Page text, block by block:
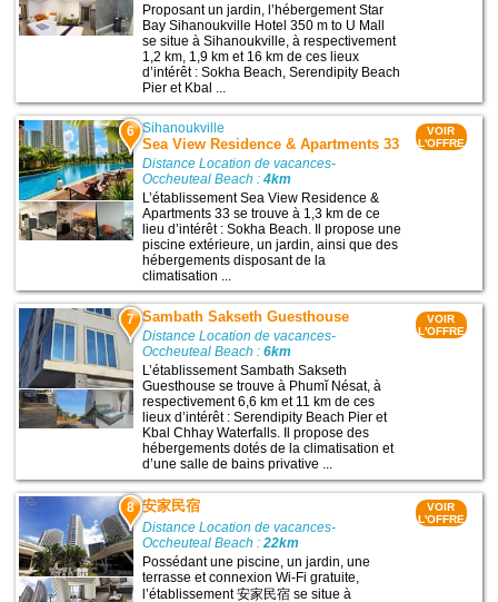
Proposant un jardin, l’hébergement Star
Bay Sihanoukville Hotel 350 m to U Mall
se situe à Sihanoukville, à respectivement
1,2 km, 1,9 km et 16 km de ces lieux
d’intérêt : Sokha Beach, Serendipity Beach
Pier et Kbal ...
6 Sihanoukville
Sea View Residence & Apartments 33
Distance Location de vacances-
Occheuteal Beach :4km
L’établissement Sea View Residence &
Apartments 33 se trouve à 1,3 km de ce
lieu d’intérêt : Sokha Beach. Il propose une
piscine extérieure, un jardin, ainsi que des
hébergements disposant de la
climatisation ...
VOIR
L'OFFRE
7 Sambath Sakseth Guesthouse
Distance Location de vacances-
Occheuteal Beach :6km
L’établissement Sambath Sakseth
Guesthouse se trouve à Phumĭ Nésat, à
respectivement 6,6 km et 11 km de ces
lieux d’intérêt : Serendipity Beach Pier et
Kbal Chhay Waterfalls. Il propose des
hébergements dotés de la climatisation et
d’une salle de bains privative ...
VOIR
L'OFFRE
8 安家民宿
Distance Location de vacances-
Occheuteal Beach :22km
Possédant une piscine, un jardin, une
terrasse et connexion Wi-Fi gratuite,
l’établissement 安家民宿 se situe à
VOIR
L'OFFRE